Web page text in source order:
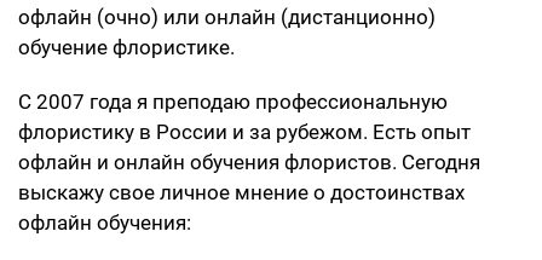
офлайн (очно) или онлайн (дистанционно)
обучение флористике.
С 2007 года я преподаю профессиональную
флористику в России и за рубежом. Есть опыт
офлайн и онлайн обучения флористов. Сегодня
выскажу свое личное мнение о достоинствах
офлайн обучения: